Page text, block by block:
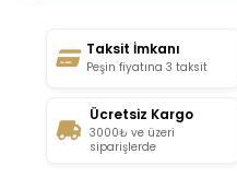
Taksit İmkanı
Peşin fiyatına 3 taksit
Ücretsiz Kargo
3000₺ ve üzeri
siparişlerde